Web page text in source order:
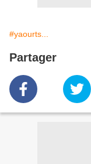
#yaourts...
Partager